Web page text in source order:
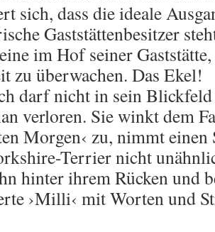
sich, dass die ideale
Gaststättenbesitzer
im Hof seiner
zu überwachen. Das Ekel!
darf nicht in sein
verloren. Sie winkt dem
Morgen‹ zu, nimmt
Terrier nicht
hinter ihrem Rücken und
›Milli‹ mit Worten und